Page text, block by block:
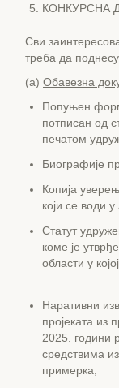
КОНКУРСНА
Сви
треба да
(а) Обавезна
Попуњен
потписан од
печатом
Биографије
Копија
који се води
Статут
коме је
области у
Наративни
пројеката из
2025. години
средствима
примерка;